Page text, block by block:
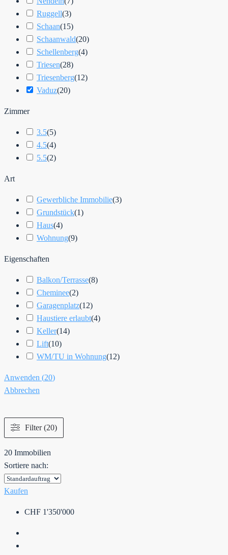
Ruggell(3)
Schaan(15)
Schaanwald(20)
Schellenberg(4)
Triesen(28)
Triesenberg(12)
Vaduz(20)
Zimmer
3.5(5)
4.5(4)
5.5(2)
Art
Gewerbliche Immobilie(3)
Grundstück(1)
Haus(4)
Wohnung(9)
Eigenschaften
Balkon/Terrasse(8)
Cheminee(2)
Garagenplatz(12)
Haustiere erlaubt(4)
Keller(14)
Lift(10)
WM/TU in Wohnung(12)
Anwenden (20)
Abbrechen
Filter (20)
20 Immobilien
Sortiere nach:
Kaufen
CHF 1'350'000